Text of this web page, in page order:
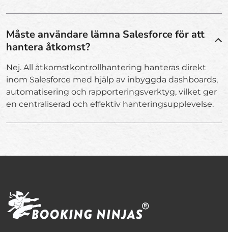
Måste användare lämna Salesforce för att
hantera åtkomst?
Nej. All åtkomstkontrollhantering hanteras direkt
inom Salesforce med hjälp av inbyggda dashboards,
automatisering och rapporteringsverktyg, vilket ger
en centraliserad och effektiv hanteringsupplevelse.